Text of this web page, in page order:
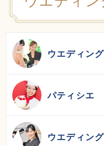
ウエディン
パティシエ
ウエディン